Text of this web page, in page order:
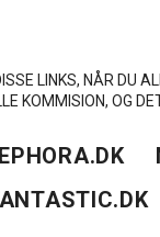
LINKS, NÅR DU
KOMMISION, OG